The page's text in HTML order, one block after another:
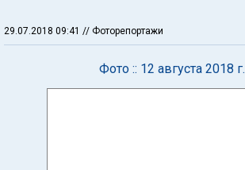
29.07.2018 09:41 // Фоторепортажи
Фото :: 12 августа 2018 г.